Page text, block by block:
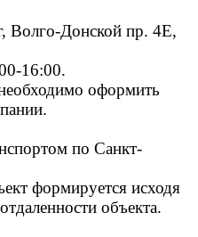
Волго-Донской пр. 4E,
16:00.
оформить
по Санкт-
формируется исходя
объекта.